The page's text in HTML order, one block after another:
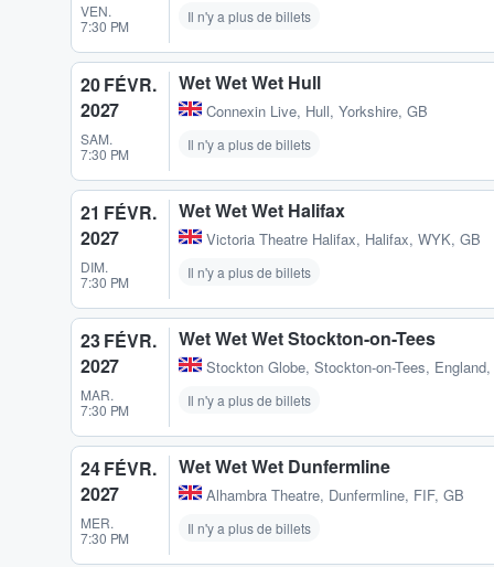
VEN.
7:30 PM
Il n'y a plus de billets
20 FÉVR.
2027
SAM.
7:30 PM
Wet Wet Wet Hull
Connexin Live, Hull, Yorkshire, GB
Il n'y a plus de billets
21 FÉVR.
2027
DIM.
7:30 PM
Wet Wet Wet Halifax
Victoria Theatre Halifax, Halifax, WYK, GB
Il n'y a plus de billets
23 FÉVR.
2027
MAR.
7:30 PM
Wet Wet Wet Stockton-on-Tees
Stockton Globe, Stockton-on-Tees,
Il n'y a plus de billets
24 FÉVR.
2027
MER.
7:30 PM
Wet Wet Wet Dunfermline
Alhambra Theatre, Dunfermline, FIF, GB
Il n'y a plus de billets